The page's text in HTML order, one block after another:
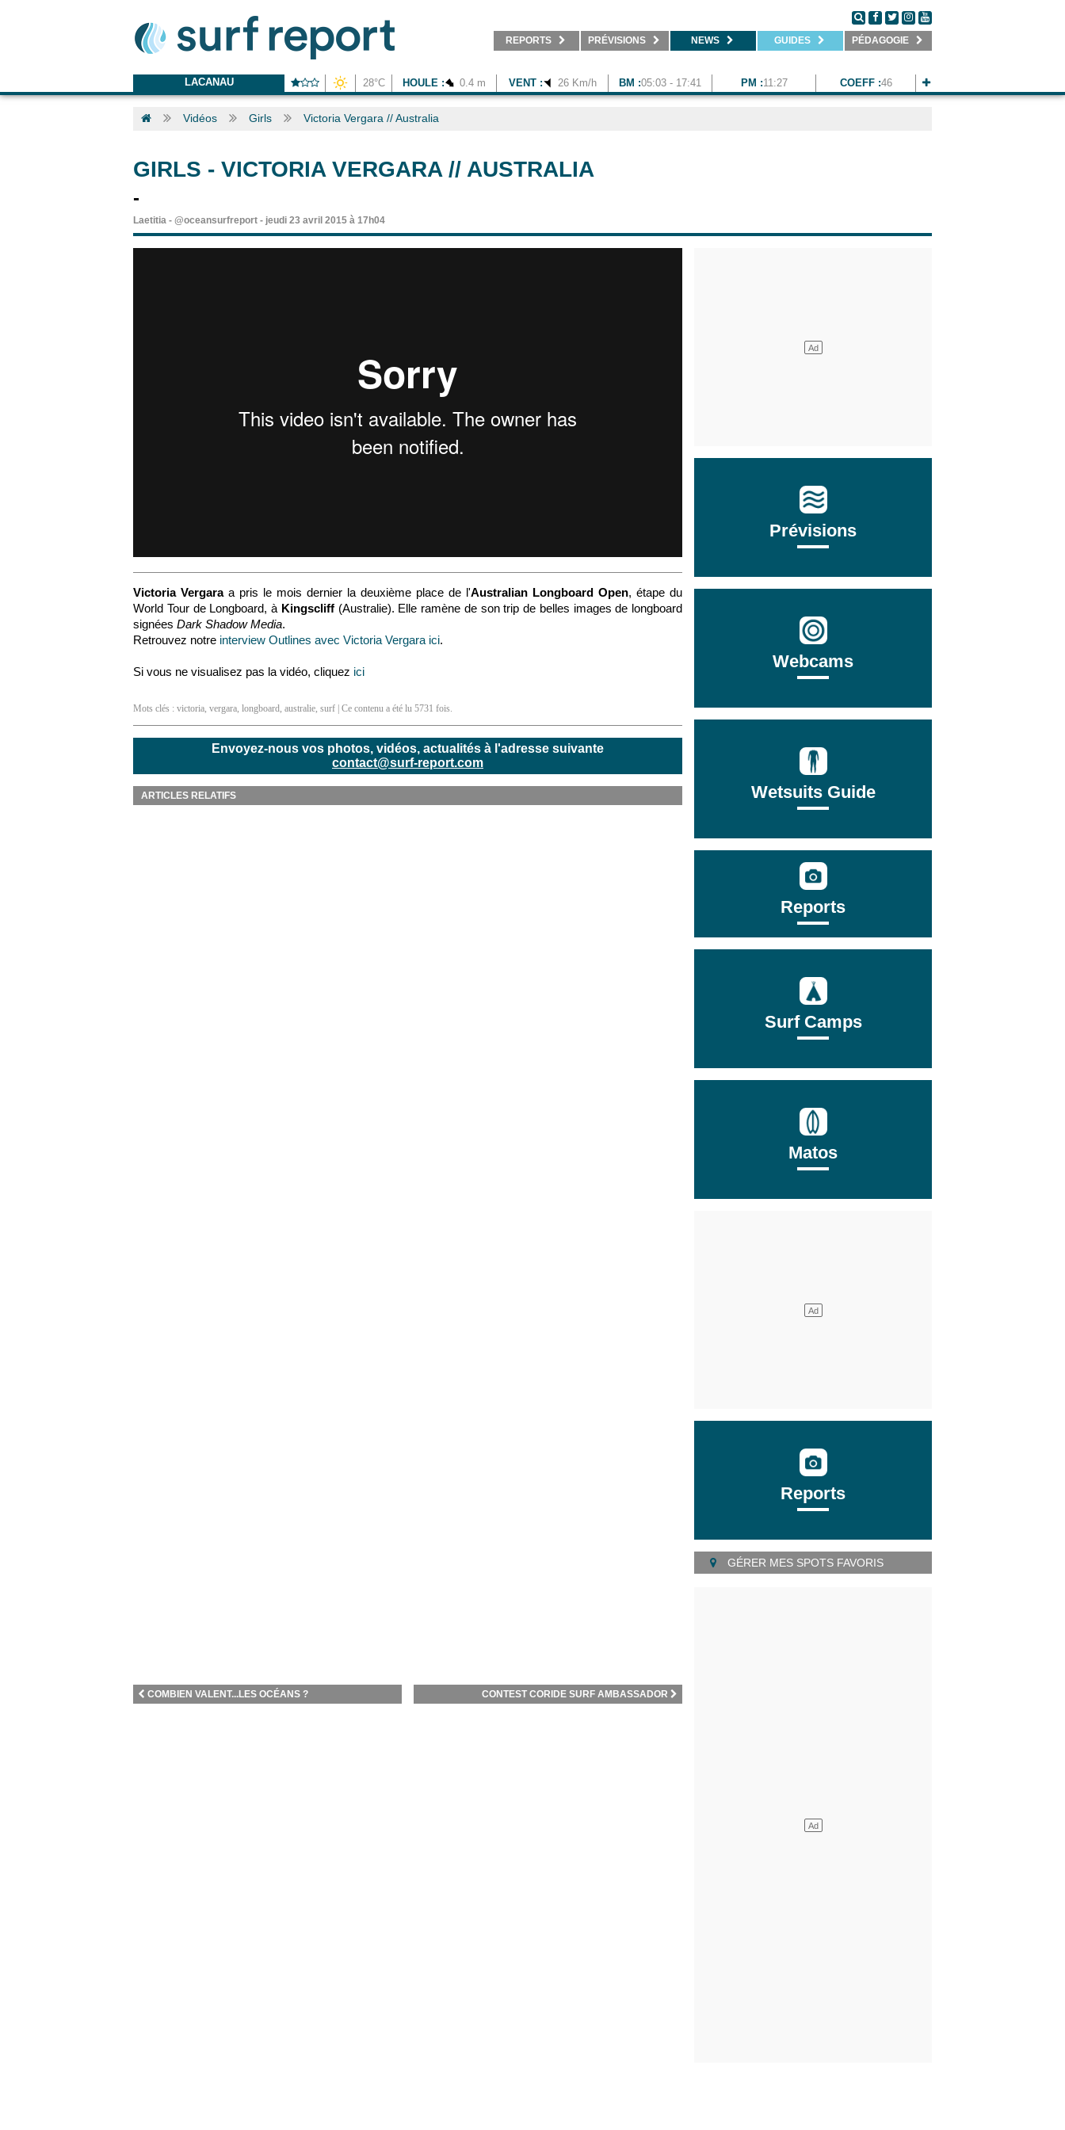
REPORTS PRÉVISIONS NEWS GUIDES PÉDAGOGIE
LACANAU 28°C HOULE : 0.4 m VENT : 26 Km/h BM :05:03 - 17:41 PM :11:27 COEFF :46
Vidéos Girls Victoria Vergara // Australia
GIRLS - VICTORIA VERGARA // AUSTRALIA
-
Laetitia - @oceansurfreport - jeudi 23 avril 2015 à 17h04
Victoria Vergaraa pris le mois dernier la deuxième place de l'Australian Longboard Open, étape du
World Tour de Longboard, à Kingscliff(Australie). Elle ramène de son trip de belles images de longboard
signées Dark Shadow Media.
Retrouvez notre interview Outlines avec Victoria Vergara ici.
Si vous ne visualisez pas la vidéo, cliquez ici
Mots clés : victoria, vergara, longboard, australie, surf | Ce contenu a été lu 5731 fois.
Envoyez-nous vos photos, vidéos, actualités à l'adresse suivante
contact@surf-report.com
ARTICLES RELATIFS
CONTEST CORIDE SURF AMBASSADOR
COMBIEN VALENT...LES OCÉANS ?
Prévisions
Webcams
Wetsuits Guide
Reports
Surf Camps
Matos
Reports
GÉRER MES SPOTS FAVORIS